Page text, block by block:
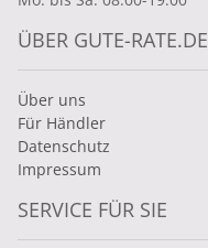
ÜBER GUTE-RATE.DE
Über uns
Für Händler
Datenschutz
Impressum
SERVICE FÜR SIE